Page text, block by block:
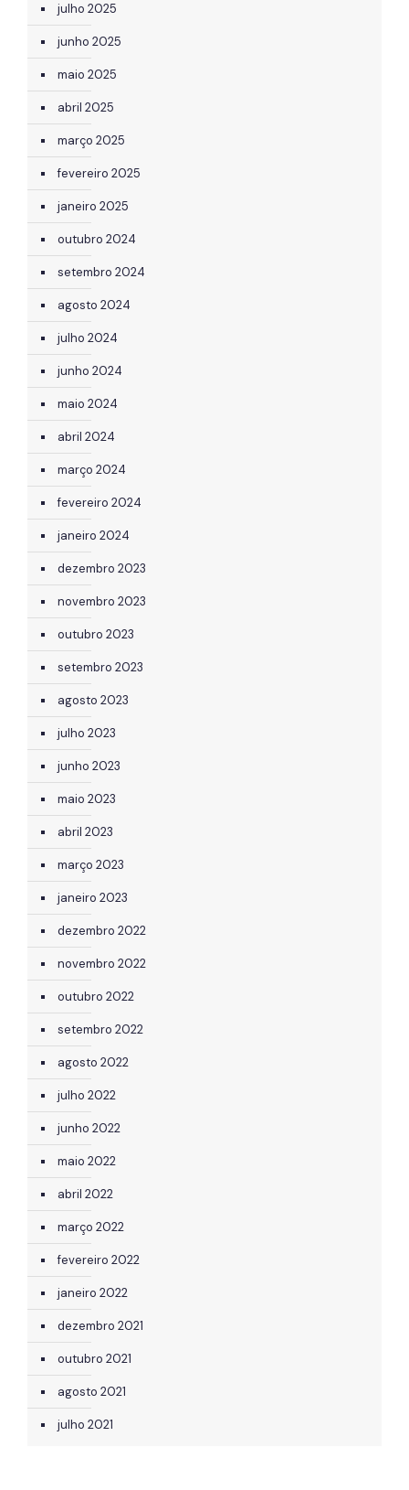
julho 2025
junho 2025
maio 2025
abril 2025
março 2025
fevereiro 2025
janeiro 2025
outubro 2024
setembro 2024
agosto 2024
julho 2024
junho 2024
maio 2024
abril 2024
março 2024
fevereiro 2024
janeiro 2024
dezembro 2023
novembro 2023
outubro 2023
setembro 2023
agosto 2023
julho 2023
junho 2023
maio 2023
abril 2023
março 2023
janeiro 2023
dezembro 2022
novembro 2022
outubro 2022
setembro 2022
agosto 2022
julho 2022
junho 2022
maio 2022
abril 2022
março 2022
fevereiro 2022
janeiro 2022
dezembro 2021
outubro 2021
agosto 2021
julho 2021